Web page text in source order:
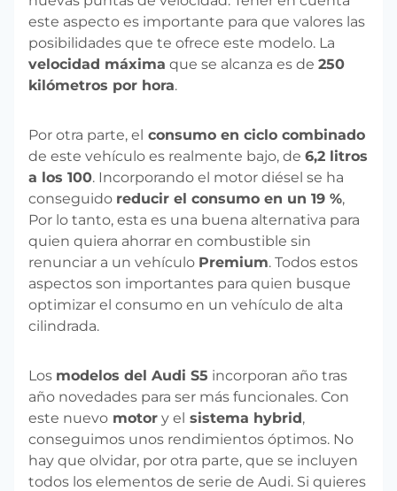
este aspecto es importante para que valores las
posibilidades que te ofrece este modelo. La
velocidad máxima que se alcanza es de 250
kilómetros por hora.
Por otra parte, el consumo en ciclo combinado
de este vehículo es realmente bajo, de 6,2 litros
a los 100. Incorporando el motor diésel se ha
conseguido reducir el consumo en un 19 %,
Por lo tanto, esta es una buena alternativa para
quien quiera ahorrar en combustible sin
renunciar a un vehículo Premium. Todos estos
aspectos son importantes para quien busque
optimizar el consumo en un vehículo de alta
cilindrada.
Los modelos del Audi S5 incorporan año tras
año novedades para ser más funcionales. Con
este nuevo motor y el sistema hybrid,
conseguimos unos rendimientos óptimos. No
hay que olvidar, por otra parte, que se incluyen
todos los elementos de serie de Audi. Si quieres